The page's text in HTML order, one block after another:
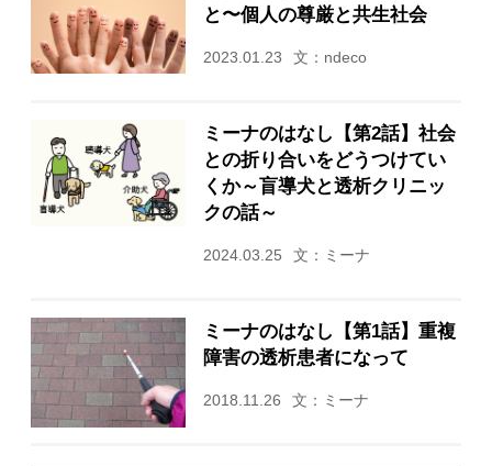
と〜個人の尊厳と共生社会
2023.01.23 文：ndeco
ミーナのはなし【第2話】社会
との折り合いをどうつけてい
くか～盲導犬と透析クリニッ
クの話～
2024.03.25 文：ミーナ
ミーナのはなし【第1話】重複
障害の透析患者になって
2018.11.26 文：ミーナ